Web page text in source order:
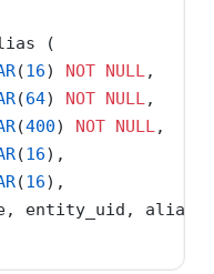
(
(16) NOT NULL,
(64) NOT NULL,
(400) NOT NULL,
(16
(16
entity_uid,